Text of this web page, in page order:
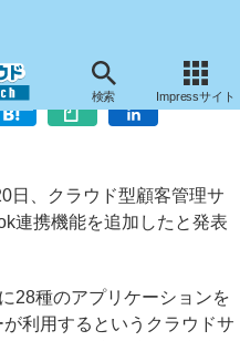
検索 Impressサイト
ロフィールの連動に対応
、クラウド型顧客管理サ
連携機能を追加したと発表
28種のアプリケーションを
利用するというクラウドサ